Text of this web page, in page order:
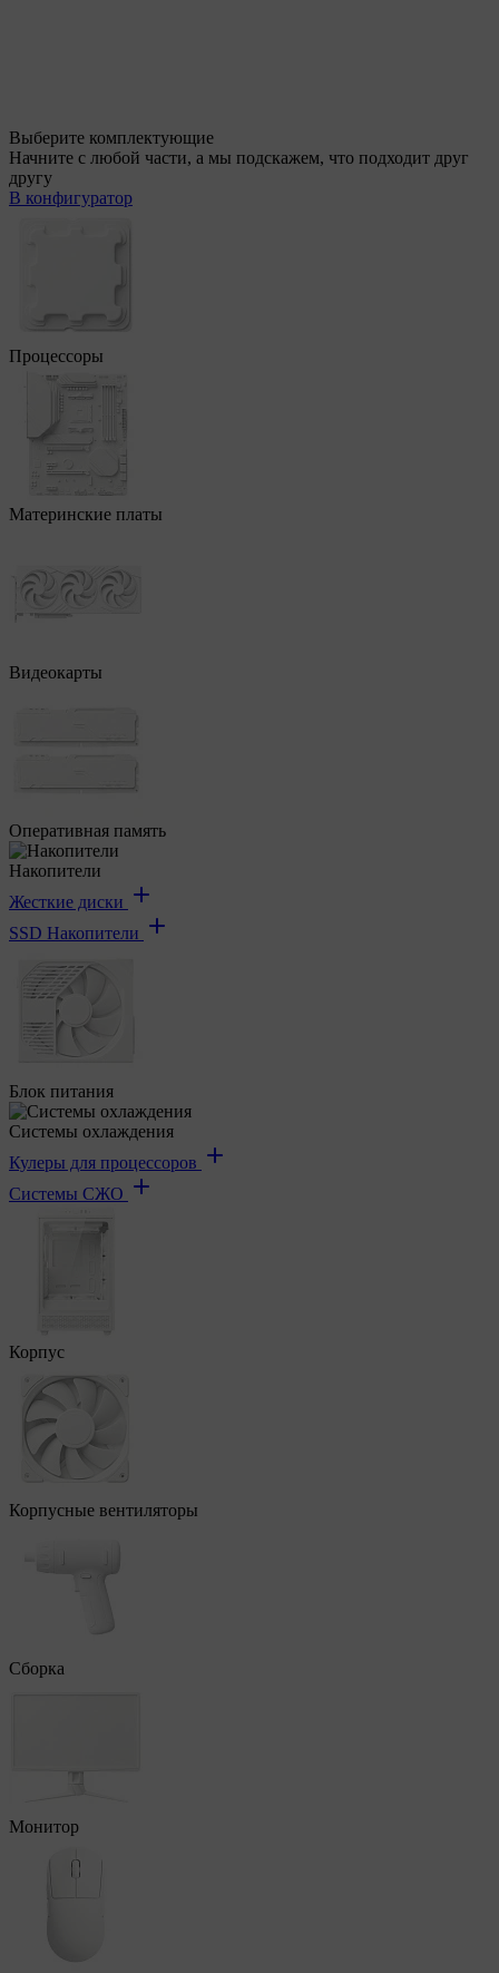
Выберите комплектующие
Начните с любой части, а мы подскажем, что подходит друг
другу
В конфигуратор
Процессоры
Материнские платы
Видеокарты
Оперативная память
Накопители
Жесткие диски
SSD Накопители
Блок питания
Системы охлаждения
Кулеры для процессоров
Системы СЖО
Корпус
Корпусные вентиляторы
Сборка
Монитор